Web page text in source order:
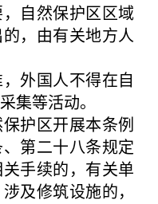
自然保护区区域
，由有关地方人
外国人不得在自
集等活动。
护区开展本条例
第二十八条规定
手续的，有关单
及修筑设施的，